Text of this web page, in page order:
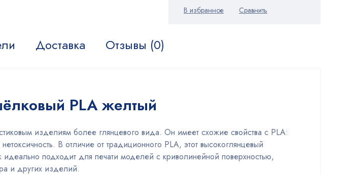
Доставка Отзывы (0)
PLA желтый
изделиям более глянцевого вида. Он имеет схожие свойства с PLA:
В отличие от традиционного PLA, этот высокоглянцевый
подходит для печати моделей с криволинейной поверхностью,
и других изделий.